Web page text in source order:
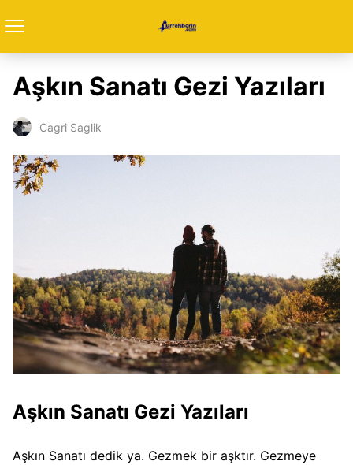
Aşkın Sanatı Gezi Yazıları
Cagri Saglik
Aşkın Sanatı Gezi Yazıları
Aşkın Sanatı dedik ya. Gezmek bir aşktır. Gezmeye